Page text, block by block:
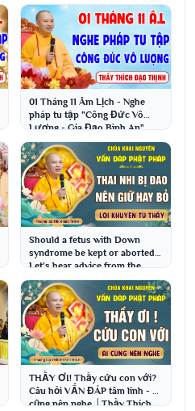
01 Tháng 11 Âm Lịch - Nghe
pháp tu tập "Công Đức Vô
Lượng - Gia Đạo Bình An"
│Thầy Thích Đạo Thịnh
Should a fetus with Down
syndrome be kept or aborted?
Let's hear advice from the
Master │ Venerab...
THẦY ƠI! Thầy cứu con với?
Câu hỏi VẤN ĐÁP tâm linh - Ai
cũng nên nghe │Thầy Thích